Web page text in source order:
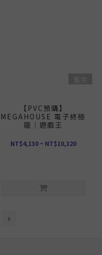
【PVC預購】
MEGAHOUSE 電子終極
龍｜遊戲王
NT$4,130 ~ NT$10,320